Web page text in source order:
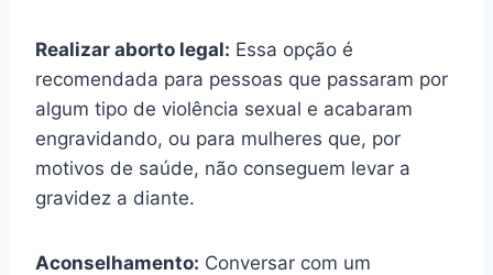
Realizar aborto legal: Essa opção é
recomendada para pessoas que passaram por
algum tipo de violência sexual e acabaram
engravidando, ou para mulheres que, por
motivos de saúde, não conseguem levar a
gravidez a diante.
Aconselhamento: Conversar com um